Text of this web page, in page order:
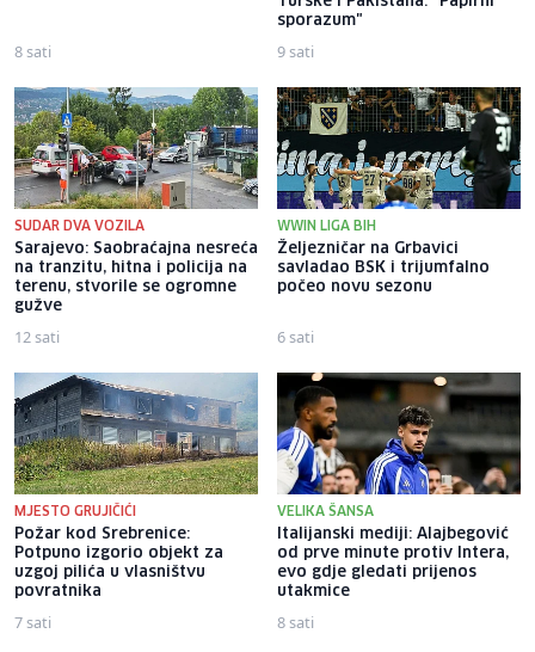
8 sati
sporazum"
9 sati
SUDAR DVA VOZILA
Sarajevo: Saobraćajna nesreća
na tranzitu, hitna i policija na
terenu, stvorile se ogromne
gužve
12 sati
WWIN LIGA BIH
Željezničar na Grbavici
savladao BSK i trijumfalno
počeo novu sezonu
6 sati
MJESTO GRUJIČIĆI
Požar kod Srebrenice:
Potpuno izgorio objekt za
uzgoj pilića u vlasništvu
povratnika
7 sati
VELIKA ŠANSA
Italijanski mediji: Alajbegović
od prve minute protiv Intera,
evo gdje gledati prijenos
utakmice
8 sati